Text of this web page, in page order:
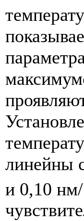
линейны
и 0,10 нм/